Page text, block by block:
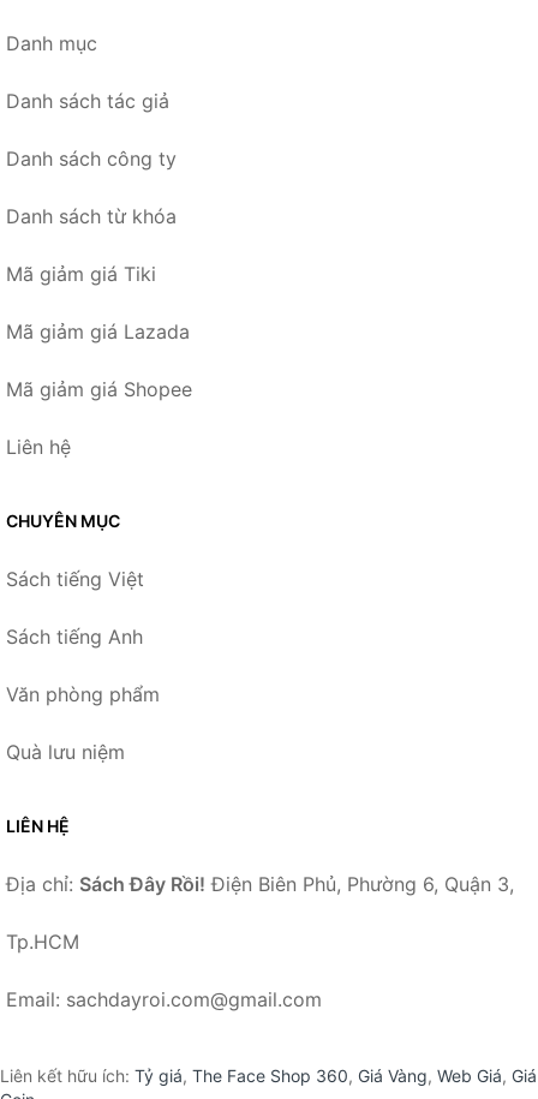
Danh mục
Danh sách tác giả
Danh sách công ty
Danh sách từ khóa
Mã giảm giá Tiki
Mã giảm giá Lazada
Mã giảm giá Shopee
Liên hệ
CHUYÊN MỤC
Sách tiếng Việt
Sách tiếng Anh
Văn phòng phẩm
Quà lưu niệm
LIÊN HỆ
Địa chỉ: Sách Đây Rồi! Điện Biên Phủ, Phường 6, Quận 3,
Tp.HCM
Email: sachdayroi.com@gmail.com
Liên kết hữu ích: Tỷ giá, The Face Shop 360, Giá Vàng, Web Giá, Giá